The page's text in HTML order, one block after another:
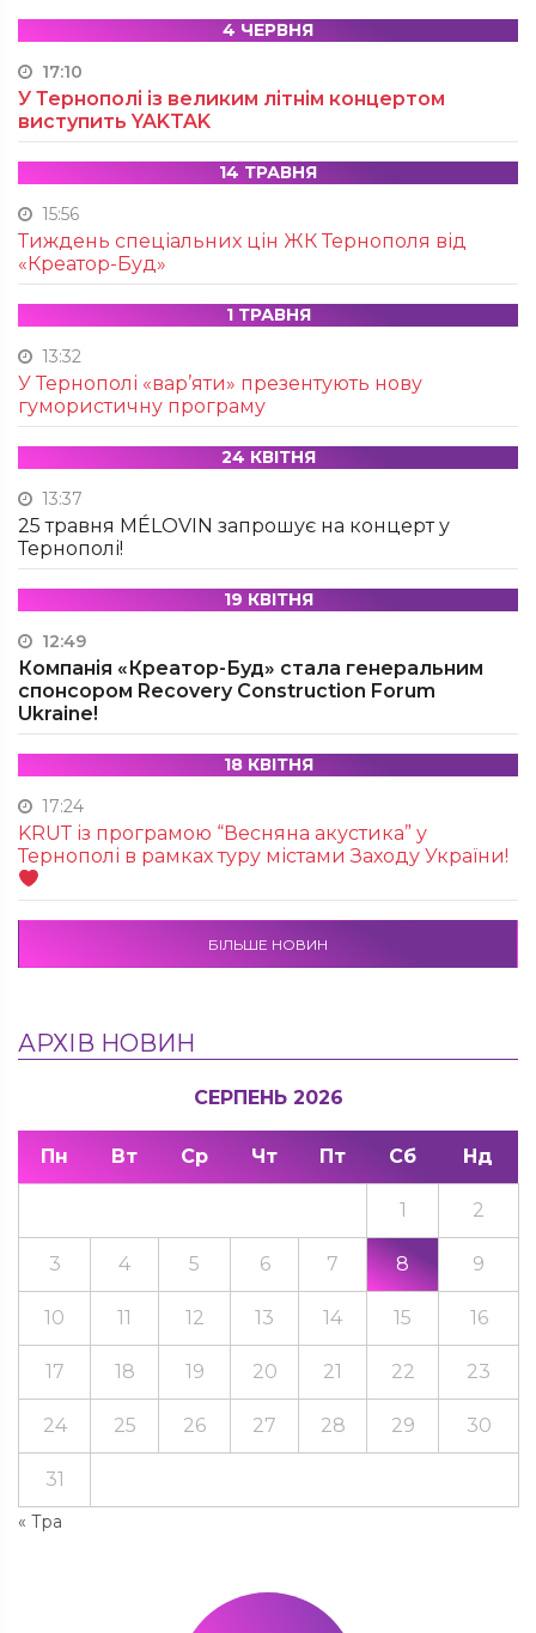
4 ЧЕРВНЯ
17:10
У Тернополі із великим літнім концертом
виступить YAKTAK
14 ТРАВНЯ
15:56
Тиждень спеціальних цін ЖК Тернополя від
«Креатор-Буд»
1 ТРАВНЯ
13:32
У Тернополі «вар’яти» презентують нову
гумористичну програму
24 КВІТНЯ
13:37
25 травня MÉLOVIN запрошує на концерт у
Тернополі!
19 КВІТНЯ
12:49
Компанія «Креатор-Буд» стала генеральним
спонсором Recovery Construction Forum
Ukraine!
18 КВІТНЯ
17:24
KRUТ із програмою “Весняна акустика” у
Тернополі в рамках туру містами Заходу України!
БІЛЬШЕ НОВИН
АРХІВ НОВИН
СЕРПЕНЬ 2026
Пн Вт Ср Чт Пт Сб Нд
« Тра
1 2
3 4 5 6 7 8 9
10 11 12 13 14 15 16
17 18 19 20 21 22 23
24 25 26 27 28 29 30
31